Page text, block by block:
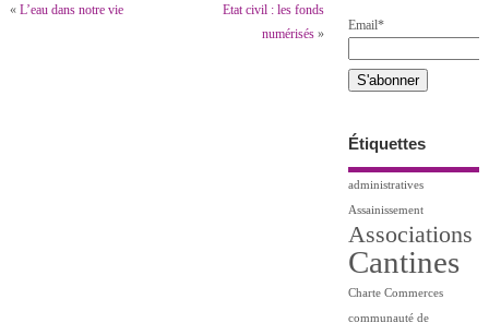
« L’eau dans notre vie
Etat civil : les fonds
numérisés»
Email*
Étiquettes
administratives
Assainissement
Associations
Cantines
Charte Commerces
communauté de